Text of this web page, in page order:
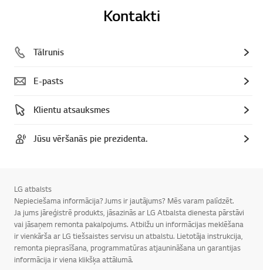
Kontakti
Tālrunis
E-pasts
Klientu atsauksmes
Jūsu vēršanās pie prezidenta.
LG atbalsts
Nepieciešama informācija? Jums ir jautājums? Mēs varam palīdzēt.
Ja jums jāreģistrē produkts, jāsazinās ar LG Atbalsta dienesta pārstāvi
vai jāsaņem remonta pakalpojums. Atbilžu un informācijas meklēšana
ir vienkārša ar LG tiešsaistes servisu un atbalstu. Lietotāja instrukcija,
remonta pieprasīšana, programmatūras atjaunināšana un garantijas
informācija ir viena klikšķa attālumā.